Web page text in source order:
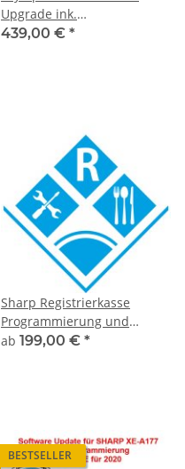
Upgrade ink.
Programmierung mit neue
439,00 € *
Sharp Registrierkasse
Programmierung und
Einrichtung
ab 199,00 € *
BESTSELLER